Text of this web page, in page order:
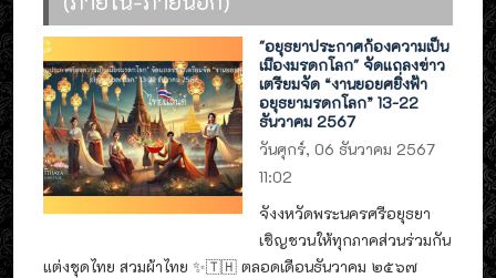
"อยุธยาประกาศก้องความเป็น
เมืองมรดกโลก" จัดแถลงข่าว
เตรียมจัด “งานยอยศยิ่งฟ้า
อยุธยามรดกโลก” 13-22
ธันวาคม 2567
วันศุกร์, 06 ธันวาคม 2567
11:02
จังงหวัดพระนครศรีอยุธยา
เชิญชวนให้ทุกภาคส่วนร่วมกัน
แต่งชุดไทย สวมผ้าไทย ✨🇹🇭 ตลอดเดือนธันวาคม ๒๕๖๗